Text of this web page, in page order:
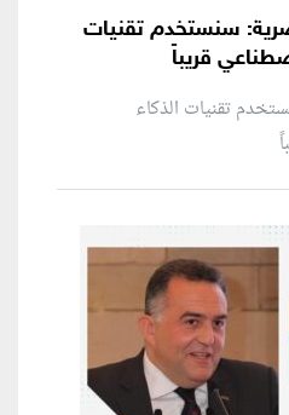
سنستخدم تقنيات
قريباً
تقنيات الذكاء